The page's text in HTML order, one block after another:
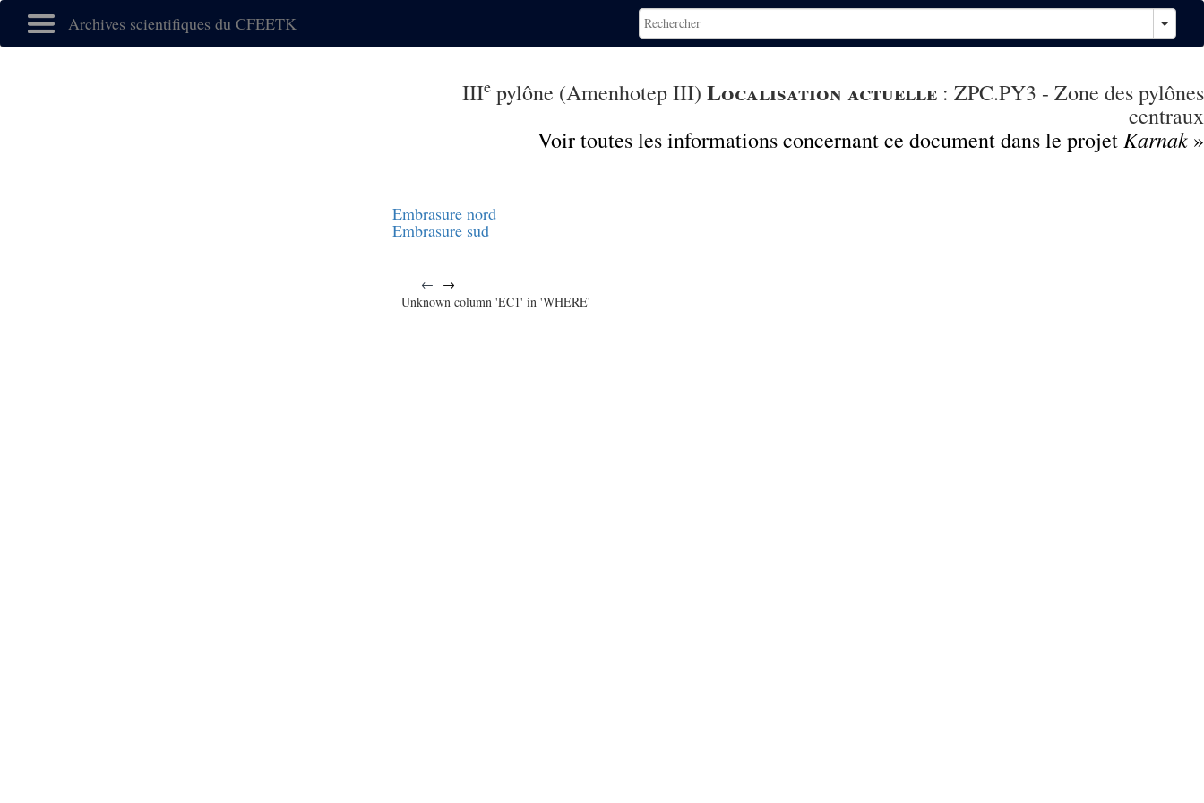
Archives scientifiques du CFEETK
IIIe pylône (Amenhotep III) Localisation actuelle : ZPC.PY3 - Zone des pylônes
centraux
Voir toutes les informations concernant ce document dans le projet Karnak »
Embrasure nord
Embrasure sud
←
→
Unknown column 'EC1' in 'WHERE'